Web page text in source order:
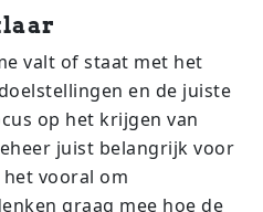
valt of staat met het
en de juiste
op het krijgen van
juist belangrijk voor
vooral om
graag mee hoe de